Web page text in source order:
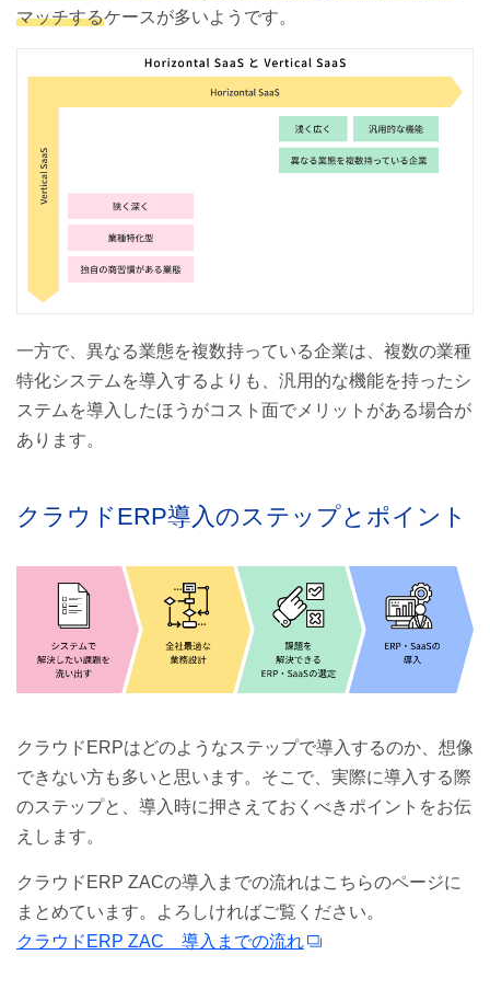
マッチするケースが多いようです。
一方で、異なる業態を複数持っている企業は、複数の業種
特化システムを導入するよりも、汎用的な機能を持ったシ
ステムを導入したほうがコスト面でメリットがある場合が
あります。
クラウドERP導入のステップとポイント
クラウドERPはどのようなステップで導入するのか、想像
できない方も多いと思います。そこで、実際に導入する際
のステップと、導入時に押さえておくべきポイントをお伝
えします。
クラウドERP ZACの導入までの流れはこちらのページに
まとめています。よろしければご覧ください。
クラウドERP ZAC 導入までの流れ